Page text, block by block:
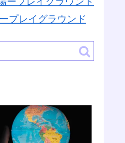
プレイグラウンド